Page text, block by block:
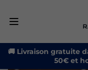
🚚 Livraison gratuite
50€ et